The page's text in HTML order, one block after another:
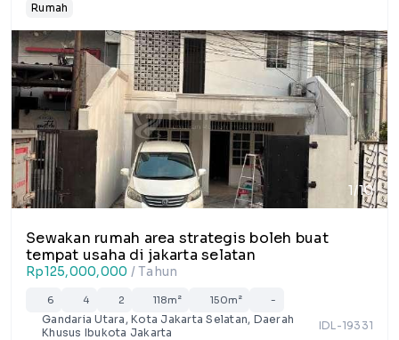
Rumah
1/10
Sewakan rumah area strategis boleh buat
tempat usaha di jakarta selatan
Rp125,000,000 / Tahun
6 4 2 118m² 150m² -
Gandaria Utara, Kota Jakarta Selatan, Daerah
Khusus Ibukota Jakarta
IDL-19331